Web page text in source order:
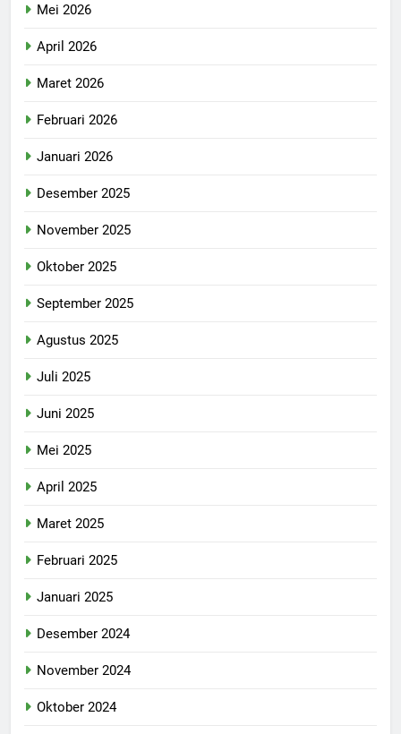
Mei 2026
April 2026
Maret 2026
Februari 2026
Januari 2026
Desember 2025
November 2025
Oktober 2025
September 2025
Agustus 2025
Juli 2025
Juni 2025
Mei 2025
April 2025
Maret 2025
Februari 2025
Januari 2025
Desember 2024
November 2024
Oktober 2024